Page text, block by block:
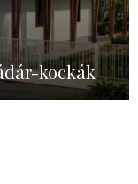
kockák